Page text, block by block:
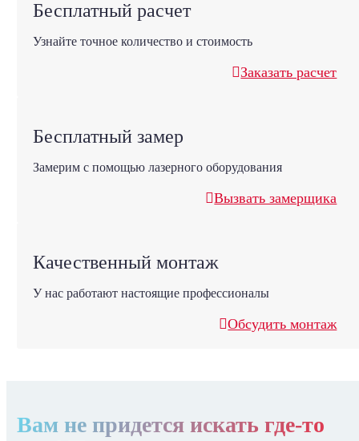
Бесплатный расчет
Узнайте точное количество и стоимость
Заказать расчет
Бесплатный замер
Замерим с помощью лазерного оборудования
Вызвать замерщика
Качественный монтаж
У нас работают настоящие профессионалы
Обсудить монтаж
Вам не придется искать где-то